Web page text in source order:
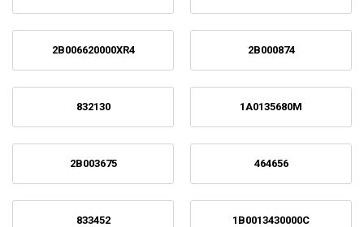
2B006620000XR4 2B000874
832130 1A0135680M
2B003675 464656
833452 1B0013430000C